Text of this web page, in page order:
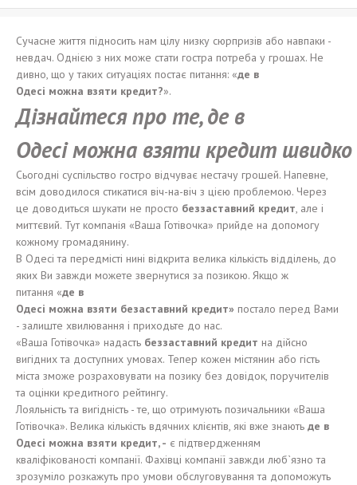
Сучасне життя підносить нам цілу низку сюрпризів або навпаки -
невдач. Однією з них може стати гостра потреба у грошах. Не
дивно, що у таких ситуаціях постає питання: «де в
Одесі можна взяти кредит?».
Дізнайтеся про те, дев
Одесіможна взятикредит швидко
Сьогодні суспільство гостро відчуває нестачу грошей. Напевне,
всім доводилося стикатися віч-на-віч з цією проблемою. Через
це доводиться шукати не просто беззаставний кредит, але і
миттєвий. Тут компанія «Ваша Готівочка» прийде на допомогу
кожному громадянину.
В Одесі та передмісті нині відкрита велика кількість відділень, до
яких Ви завжди можете звернутися за позикою. Якщо ж
питання «де в
Одесі можна взяти безаставний кредит» постало перед Вами
- залиште хвилювання і приходьте до нас.
«Ваша Готівочка» надасть беззаставний кредит на дійсно
вигідних та доступних умовах. Тепер кожен містянин або гість
міста зможе розраховувати на позику без довідок, поручителів
та оцінки кредитного рейтингу.
Лояльність та вигідність - те, що отримують позичальники «Ваша
Готівочка». Велика кількість вдячних клієнтів, які вже знають де в
Одесі можна взяти кредит, - є підтвердженням
кваліфікованості компанії. Фахівці компанії завжди люб`язно та
зрозуміло розкажуть про умови обслуговування та допоможуть